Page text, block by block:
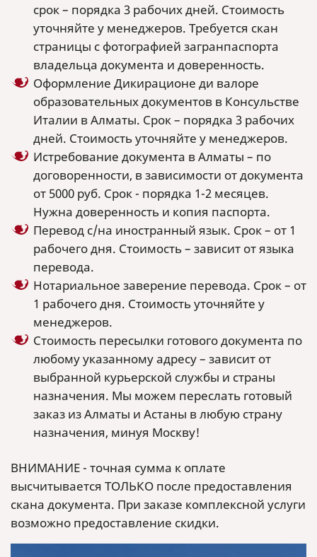
срок – порядка 3 рабочих дней. Стоимость
уточняйте у менеджеров. Требуется скан
страницы с фотографией загранпаспорта
владельца документа и доверенность.
Оформление Дикирационе ди валоре
образовательных документов в Консульстве
Италии в Алматы. Срок – порядка 3 рабочих
дней. Стоимость уточняйте у менеджеров.
Истребование документа в Алматы – по
договоренности, в зависимости от документа
от 5000 руб. Срок - порядка 1-2 месяцев.
Нужна доверенность и копия паспорта.
Перевод с/на иностранный язык. Срок – от 1
рабочего дня. Стоимость – зависит от языка
перевода.
Нотариальное заверение перевода. Срок – от
1 рабочего дня. Стоимость уточняйте у
менеджеров.
Стоимость пересылки готового документа по
любому указанному адресу – зависит от
выбранной курьерской службы и страны
назначения. Мы можем переслать готовый
заказ из Алматы и Астаны в любую страну
назначения, минуя Москву!
ВНИМАНИЕ - точная сумма к оплате
высчитывается ТОЛЬКО после предоставления
скана документа. При заказе комплексной услуги
возможно предоставление скидки.